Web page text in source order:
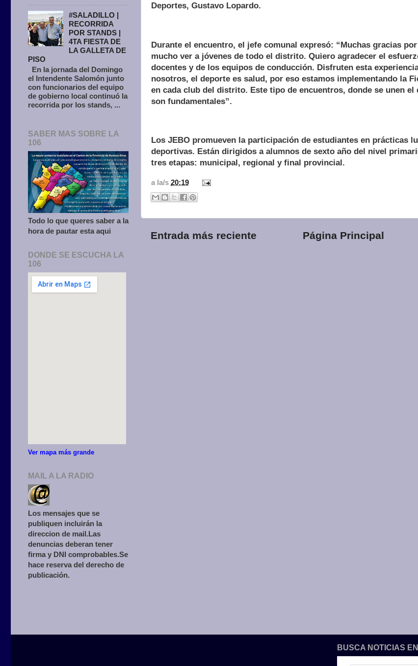
Deportes, Gustavo Lopardo.
Durante el encuentro, el jefe comunal expresó: “Muchas gracias
mucho ver a jóvenes de todo el distrito. Quiero agradecer el
docentes y de los equipos de conducción. Disfruten esta
nosotros, el deporte es salud, por eso estamos implementando la
en cada club del distrito. Este tipo de encuentros, donde se unen el
son fundamentales”.
Los JEBO promueven la participación de estudiantes en prácticas
deportivas. Están dirigidos a alumnos de sexto año del nivel
tres etapas: municipal, regional y final provincial.
a la/s 20:19
Entrada más reciente Página Principal
#SALADILLO |
RECORRIDA
POR STANDS |
4TA FIESTA DE
LA GALLETA DE
PISO
En la jornada del Domingo
el Intendente Salomón junto
con funcionarios del equipo
de gobierno local continuó la
recorrida por los stands, ...
SABER MAS SOBRE LA
106
Todo lo que queres saber a la
hora de pautar esta aqui
DONDE SE ESCUCHA LA
106
Ver mapa más grande
MAIL A LA RADIO
Los mensajes que se
publiquen incluirán la
direccion de mail.Las
denuncias deberan tener
firma y DNI comprobables.Se
hace reserva del derecho de
publicación.
BUSCA NOTICIAS